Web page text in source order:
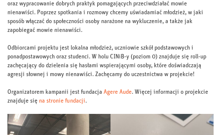
oraz wypracowanie dobrych praktyk pomagających przeciwdziałać mowie
nienawiści. Poprzez spotkania i rozmowy chcemy uświadamiać młodzież, w jaki
sposób włączać do społeczności osoby narażone na wykluczenie, a także jak
zapobiegać mowie nienawiści.
Odbiorcami projektu jest lokalna młodzież, uczniowie szkół podstawowych i
ponadpostawowych oraz studenci. W holu CINiB-y (poziom 0) znajduje się roll-up
zachęcający do dzielenia się hasłami wspierającymi osoby, które doświadczają
agresji słownej i mowy nienawiści. Zachęcamy do uczestnictwa w projekcie!
Organizatorem kampanii jest fundacja Agere Aude. Więcej informacji o projekcie
znajduje się na stronie fundacji.